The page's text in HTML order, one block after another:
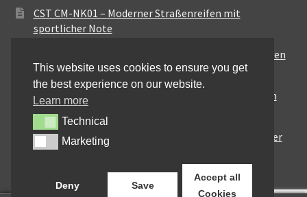
CST CM-NK01 – Moderner Straßenreifen mit
sportlicher Note
Maxxis MA-ST3 – Ausgewogener Sport-Touring-Reifen
für vielseitige Einsätze
Pirelli City Demon – Zuverlässigkeit für den urbanen
Alltag
Metzeler Perfect ME77 – Klassische Optik mit solider
Straßenperformance
This website uses cookies to ensure you get
the best experience on our website.
Learn more
TechnicalTechnical
MarketingMarketing
Deny Save
Accept all
Cookies